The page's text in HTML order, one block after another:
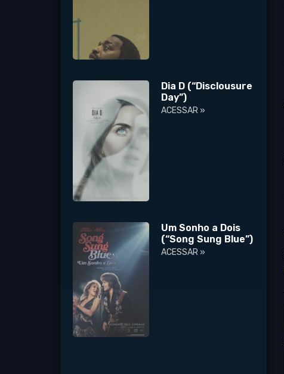
Dia D (“Disclousure
Day”)
ACESSAR »
Um Sonho a Dois
(“Song Sung Blue”)
ACESSAR »